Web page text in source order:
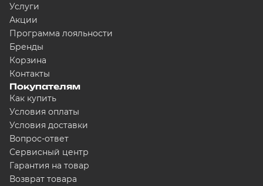
Услуги
Акции
Программа лояльности
Бренды
Корзина
Контакты
Покупателям
Как купить
Условия оплаты
Условия доставки
Вопрос-ответ
Сервисный центр
Гарантия на товар
Возврат товара